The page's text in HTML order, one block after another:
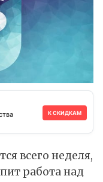
К СКИДКАМ
всего неделя,
работа над